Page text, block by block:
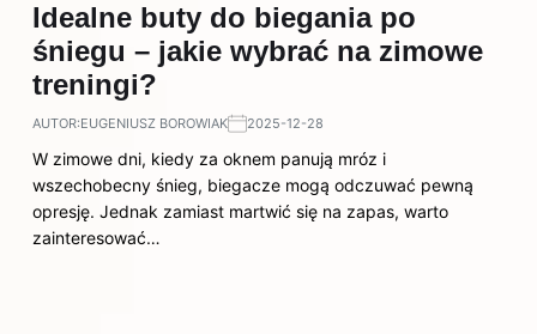
Idealne buty do biegania po
śniegu – jakie wybrać na zimowe
treningi?
AUTOR:EUGENIUSZ BOROWIAK 2025-12-28
W zimowe dni, kiedy za oknem panują mróz i
wszechobecny śnieg, biegacze mogą odczuwać pewną
opresję. Jednak zamiast martwić się na zapas, warto
zainteresować…